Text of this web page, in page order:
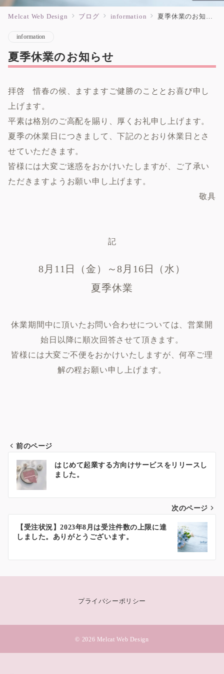
Melcat Web Design ブログ information 夏季休業のお知らせ
information
夏季休業のお知らせ
拝啓 惜春の候、ますますご健勝のこととお喜び申し
上げます。
平素は格別のご高配を賜り、厚くお礼申し上げます。
夏季の休業日につきまして、下記のとおり休業日とさ
せていただきます。
皆様には大変ご迷惑をおかけいたしますが、ご了承い
ただきますようお願い申し上げます。
敬具
記
8月11日（金）～8月16日（水）
夏季休業
休業期間中に頂いたお問い合わせについては、営業開
始日以降に順次回答させて頂きます。
皆様には大変ご不便をおかけいたしますが、何卒ご理
解の程お願い申し上げます。
投
稿
ナ
シ
ョ
前のページ
はじめて起業する方向けサービスをリリースし
ました。
次のページ
【受注状況】2023年8月は受注件数の上限に達
しました。ありがとうございます。
プライバシーポリシー
© 2026 Melcat Web Design